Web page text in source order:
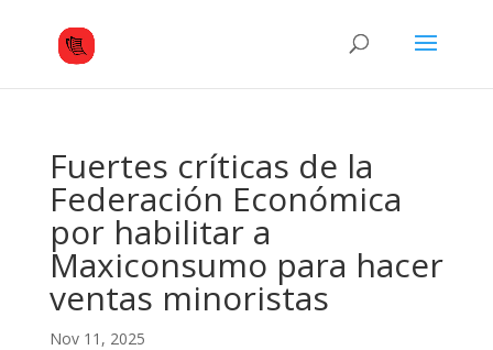
Fuertes críticas de la
Federación Económica
por habilitar a
Maxiconsumo para hacer
ventas minoristas
Nov 11, 2025